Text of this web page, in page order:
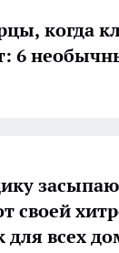
когда
6
своей
всех